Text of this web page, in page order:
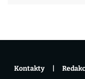
Kontakty